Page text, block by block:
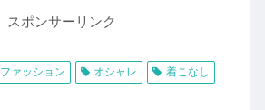
スポンサーリンク
ファッション オシャレ
着こなし